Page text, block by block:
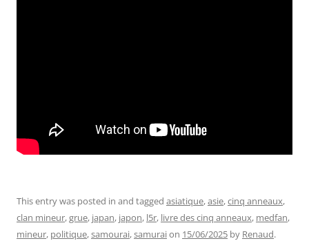
This entry was posted in and tagged asiatique,asie,cinq anneaux,
clan mineur,grue, japan, japon, l5r, livre des cinq anneaux, medfan,
mineur, politique,samourai,samuraion 15/06/2025 by Renaud.